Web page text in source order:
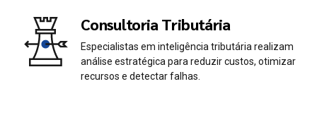
Consultoria Tributária
Especialistas em inteligência tributária realizam
análise estratégica para reduzir custos, otimizar
recursos e detectar falhas.